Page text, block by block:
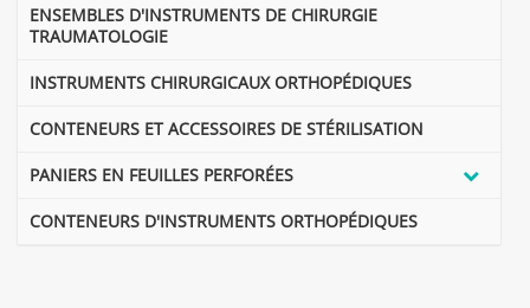
ENSEMBLES D'INSTRUMENTS DE CHIRURGIE
TRAUMATOLOGIE
INSTRUMENTS CHIRURGICAUX ORTHOPÉDIQUES
CONTENEURS ET ACCESSOIRES DE STÉRILISATION
PANIERS EN FEUILLES PERFORÉES
CONTENEURS D'INSTRUMENTS ORTHOPÉDIQUES